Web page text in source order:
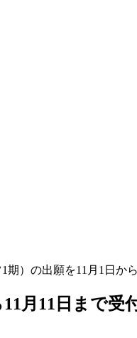
）の出願を11月1日か
月11日まで受